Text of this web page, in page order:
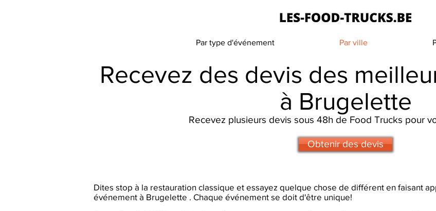
Par type d'événement Par ville
Recevez des devis des
à Brugelette
Recevez plusieurs devis sous 48h de Food Trucks pour
Obtenir des devis
Dites stop à la restauration classique et essayez quelque chose de différent en faisant
événement à Brugelette . Chaque événement se doit d'être unique!